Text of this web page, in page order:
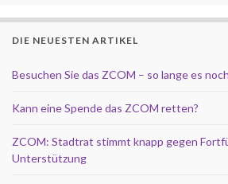
DIE NEUESTEN ARTIKEL
Besuchen Sie das ZCOM – so lange es
Kann eine Spende das ZCOM retten?
ZCOM: Stadtrat stimmt knapp gegen
Unterstützung